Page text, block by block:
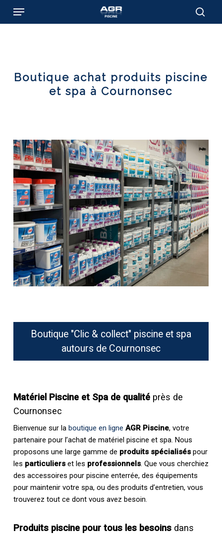
Menu
Boutique achat produits piscine
et spa à Cournonsec
Boutique "Clic & collect" piscine et spa
autours de Cournonsec
Matériel Piscine et Spa de qualité près de
Cournonsec
Bienvenue sur la boutique en ligne AGR Piscine, votre
partenaire pour l’achat de matériel piscine et spa. Nous
proposons une large gamme de produits spécialiséspour
les particulierset les professionnels. Que vous cherchiez
des accessoires pour piscine enterrée, des équipements
pour maintenir votre spa, ou des produits d’entretien, vous
trouverez tout ce dont vous avez besoin.
Produits piscine pour tous les besoins dans